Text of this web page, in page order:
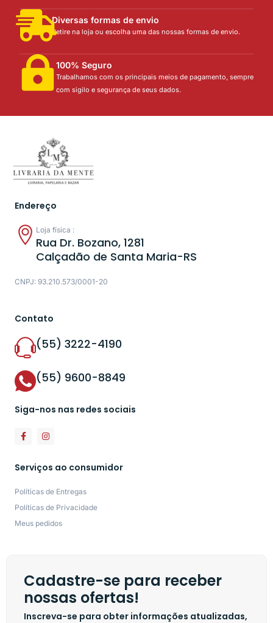
Diversas formas de envio
Retire na loja ou escolha uma das nossas formas de envio.
100% Seguro
Trabalhamos com os principais meios de pagamento, sempre
com sigilo e segurança de seus dados.
Endereço
Loja física :
Rua Dr. Bozano, 1281
Calçadão de Santa Maria-RS
CNPJ: 93.210.573/0001-20
Contato
(55) 3222-4190
(55) 9600-8849
Siga-nos nas redes sociais
Serviços ao consumidor
Políticas de Entregas
Políticas de Privacidade
Meus pedidos
Cadastre-se para receber
nossas ofertas!
Inscreva-se para obter informações atualizadas,